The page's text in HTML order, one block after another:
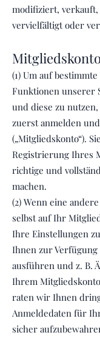
modifiziert, verkauft,
vervielfältigt oder
Mitgliedskonto
(1) Um auf
Funktionen unserer
und diese zu
zuerst anmelden
(„Mitgliedskonto“).
Registrierung Ihres
richtige und
machen.
(2) Wenn eine
selbst auf Ihr
Ihre Einstellungen
Ihnen zur
ausführen und z. B.
Ihrem
raten wir Ihnen
Anmeldedaten für
sicher